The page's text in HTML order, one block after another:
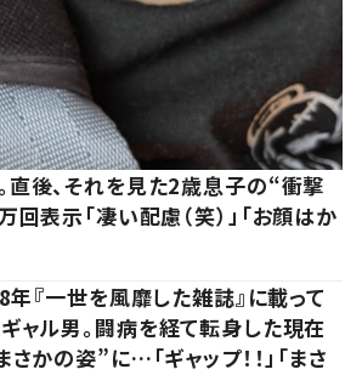
直後、それを見た2歳息子の“衝撃
表示「凄い配慮（笑）」「お顔はか
『一世を風靡した雑誌』に載って
ャル男。闘病を経て転身した現在
さかの姿”に…「ギャップ！！」「まさ